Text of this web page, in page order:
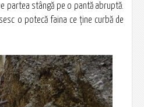
partea stângă pe o pantă abruptă.
o potecă faina ce ţine curbă de